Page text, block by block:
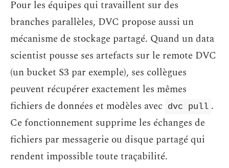
Pour les équipes qui travaillent sur des
branches parallèles, DVC propose aussi un
mécanisme de stockage partagé. Quand un data
scientist pousse ses artefacts sur le remote DVC
(un bucket S3 par exemple), ses collègues
peuvent récupérer exactement les mêmes
fichiers de données et modèles avec dvc pull .
Ce fonctionnement supprime les échanges de
fichiers par messagerie ou disque partagé qui
rendent impossible toute traçabilité.